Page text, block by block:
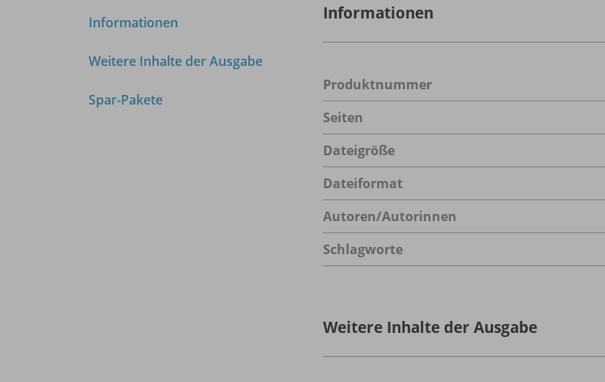
Informationen
Weitere Inhalte der Ausgabe
Spar-Pakete
Informationen
Produktnummer
Seiten
Dateigröße
Dateiformat
Autoren/Autorinnen
Schlagworte
Weitere Inhalte der Ausgabe